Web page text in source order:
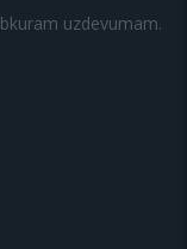
uzdevumam.